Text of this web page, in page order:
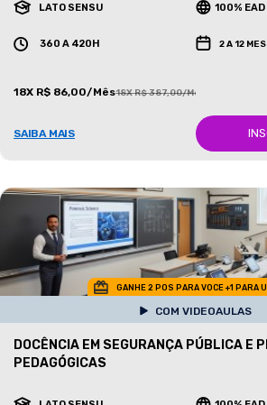
LATO SENSU 100% EAD
360 A 420H 2 A 12
18X R$ 86,00/Mês18X R$ 387,00/Mês
SAIBA MAIS
GANHE 2 POS PARA VOCE +1 PARA
COM VIDEOAULAS
DOCÊNCIA EM SEGURANÇA PÚBLICA E
PEDAGÓGICAS